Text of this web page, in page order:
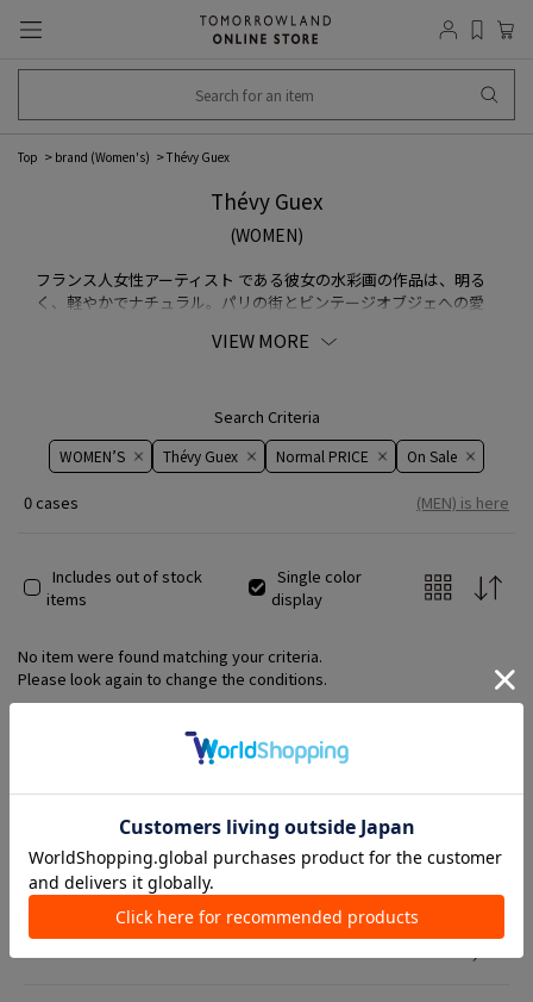
Top brand (Women's) Thévy Guex
Thévy Guex
(WOMEN)
フランス人女性アーティスト である彼女の水彩画の作品は、明る
く、軽やかでナチュラル。パリの街とビンテージオブジェへの愛
アリーブランドのテキスタイルデザイナーから始まります。ジュエ
んだ初めてのコレクション＜Péché Mignon>は、パリの老舗デパ
ートLe Bon Marchédeで発表されました。テキスタイルデザイナ
ー、ジュエリーデザイナーとしての経験やスキルを活かした、詩
ードのコレクションは、パリの自然や日常をあなたの生活に届け
VIEW MORE
Search Criteria
WOMEN’S Thévy Guex Normal PRICE On ​​Sale​​
0 cases (MEN) is here
Includes out of stock
items
Single color
display
No item were found matching your criteria.
Please look again to change the conditions.
Member Services